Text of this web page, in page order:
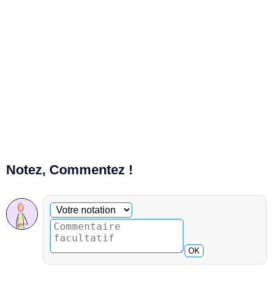
Notez, Commentez !
Commentaire facultatif
Votre notation
OK